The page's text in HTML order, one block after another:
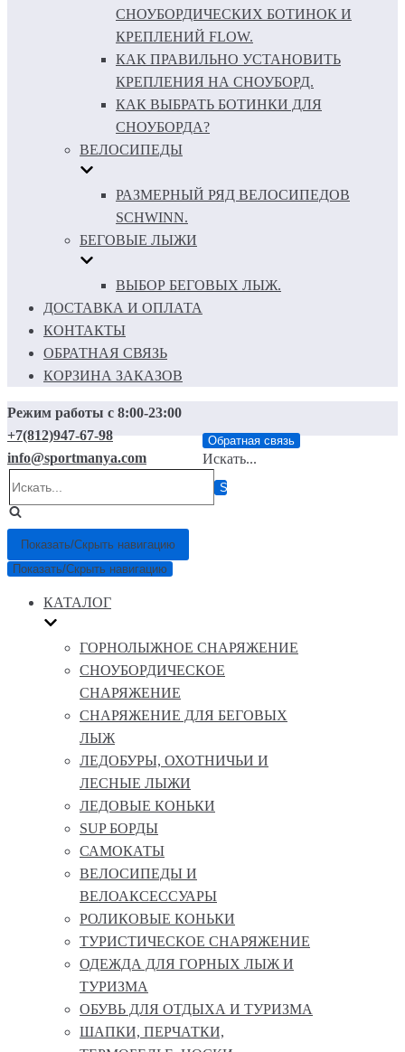
СНОУБОРДИЧЕСКИХ БОТИНОК И
КРЕПЛЕНИЙ FLOW.
КАК ПРАВИЛЬНО УСТАНОВИТЬ
КРЕПЛЕНИЯ НА СНОУБОРД.
КАК ВЫБРАТЬ БОТИНКИ ДЛЯ
СНОУБОРДА?
ВЕЛОСИПЕДЫ
РАЗМЕРНЫЙ РЯД ВЕЛОСИПЕДОВ
SCHWINN.
БЕГОВЫЕ ЛЫЖИ
ВЫБОР БЕГОВЫХ ЛЫЖ.
ДОСТАВКА И ОПЛАТА
КОНТАКТЫ
ОБРАТНАЯ СВЯЗЬ
КОРЗИНА ЗАКАЗОВ
Режим работы с 8:00-23:00
+7(812)947-67-98
info@sportmanya.com
Обратная связь
Искать...
Показать/Скрыть навигацию
Показать/Скрыть навигацию
КАТАЛОГ
ГОРНОЛЫЖНОЕ СНАРЯЖЕНИЕ
СНОУБОРДИЧЕСКОЕ
СНАРЯЖЕНИЕ
СНАРЯЖЕНИЕ ДЛЯ БЕГОВЫХ
ЛЫЖ
ЛЕДОБУРЫ, ОХОТНИЧЬИ И
ЛЕСНЫЕ ЛЫЖИ
ЛЕДОВЫЕ КОНЬКИ
SUP БОРДЫ
САМОКАТЫ
ВЕЛОСИПЕДЫ И
ВЕЛОАКСЕССУАРЫ
РОЛИКОВЫЕ КОНЬКИ
ТУРИСТИЧЕСКОЕ СНАРЯЖЕНИЕ
ОДЕЖДА ДЛЯ ГОРНЫХ ЛЫЖ И
ТУРИЗМА
ОБУВЬ ДЛЯ ОТДЫХА И ТУРИЗМА
ШАПКИ, ПЕРЧАТКИ,